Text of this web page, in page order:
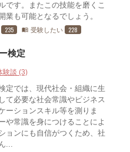
です。またこの技能を磨くこ
業も可能となるでしょう。
235 menu_book 受験したい 228
検定
験談 (3)
定では、現代社会・組織に生
て必要な社会常識やビジネス
ーションスキル等を測りま
や常識を身につけることによ
ョンにも自信がつくため、社
...